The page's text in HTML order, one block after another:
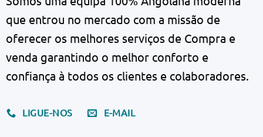
que entrou no mercado com a missão de
oferecer os melhores serviços de Compra e
venda garantindo o melhor conforto e
confiança à todos os clientes e colaboradores.
LIGUE-NOS E-MAIL